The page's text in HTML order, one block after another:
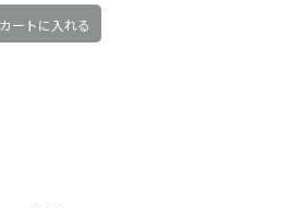
カートに入れる